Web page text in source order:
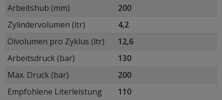
Arbeitshub (mm)
200
Zylindervolumen (ltr)
4,2
Ölvolumen pro Zyklus (ltr)
12,6
Arbeitsdruck (bar)
130
Max. Druck (bar)
200
Empfohlene Literleistung
110